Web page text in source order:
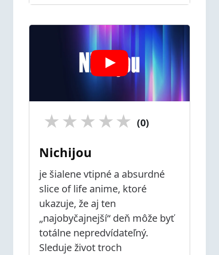
★
★
★
★
★ (0)
Nichijou
je šialene vtipné a absurdné
slice of life anime, ktoré
ukazuje, že aj ten
„najobyčajnejší“ deň môže byť
totálne nepredvídateľný.
Sleduje život troch